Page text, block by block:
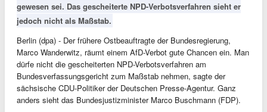
gewesen sei. Das gescheiterte NPD-Verbotsverfahren sieht er
jedoch nicht als Maßstab.
Berlin (dpa) - Der frühere Ostbeauftragte der Bundesregierung,
Marco Wanderwitz, räumt einem AfD-Verbot gute Chancen ein. Man
dürfe nicht die gescheiterten NPD-Verbotsverfahren am
Bundesverfassungsgericht zum Maßstab nehmen, sagte der
sächsische CDU-Politiker der Deutschen Presse-Agentur. Ganz
anders sieht das Bundesjustizminister Marco Buschmann (FDP).